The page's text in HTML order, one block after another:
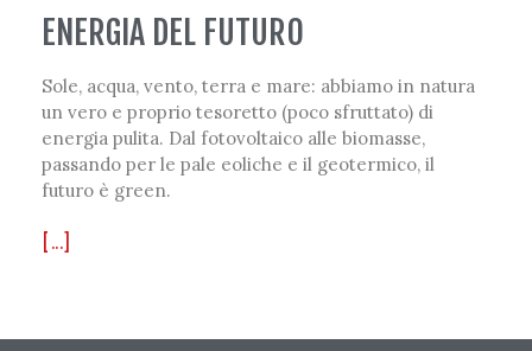
ENERGIA DEL FUTURO
Sole, acqua, vento, terra e mare: abbiamo in natura
un vero e proprio tesoretto (poco sfruttato) di
energia pulita. Dal fotovoltaico alle biomasse,
passando per le pale eoliche e il geotermico, il
futuro è green.
[...]